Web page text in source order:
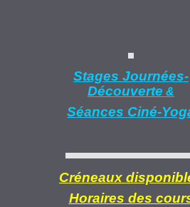
Stages Journées-
Découverte &
Séances Ciné-
Créneaux
Horaires des